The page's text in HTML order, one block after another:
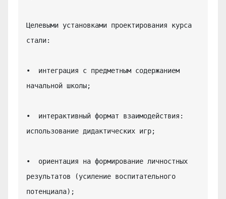
Целевыми установками проектирования курса
стали:
•  интеграция с предметным содержанием
начальной школы;
•  интерактивный формат взаимодействия:
использование дидактических игр;
•  ориентация на формирование личностных
результатов (усиление воспитательного
потенциала);